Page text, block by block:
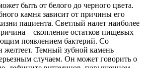
быть от белого до черного цвета.
камня зависит от причины его
пациента. Светлый налет наиболее
– скопление остатков пищевых
появлением бактерий. Со
желтеет. Темный зубной камень
случаем. Он может говорить о